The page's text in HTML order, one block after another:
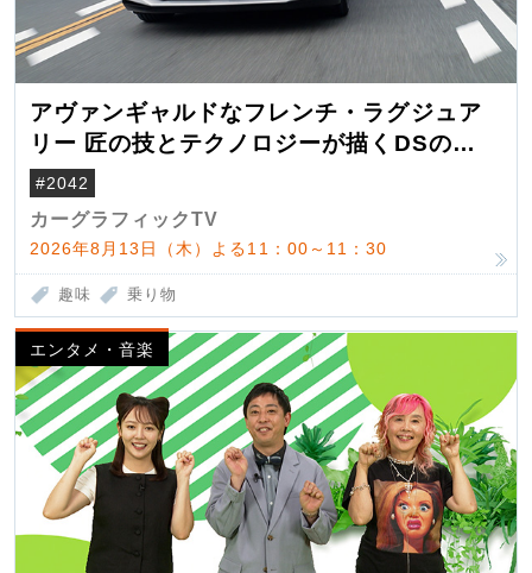
アヴァンギャルドなフレンチ・ラグジュア
リー 匠の技とテクノロジーが描くDSの世
界観
#2042
カーグラフィックTV
2026年8月13日（木）よる11：00～11：30
趣味 乗り物
エンタメ・音楽